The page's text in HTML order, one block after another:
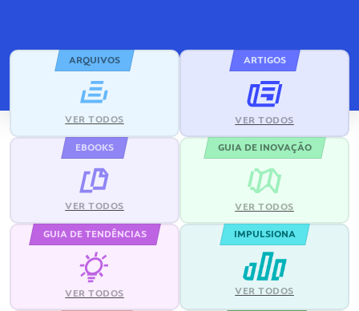
ARQUIVOS
VER TODOS
ARTIGOS
VER TODOS
EBOOKS
VER TODOS
GUIA DE INOVAÇÃO
VER TODOS
GUIA DE TENDÊNCIAS
VER TODOS
IMPULSIONA
VER TODOS